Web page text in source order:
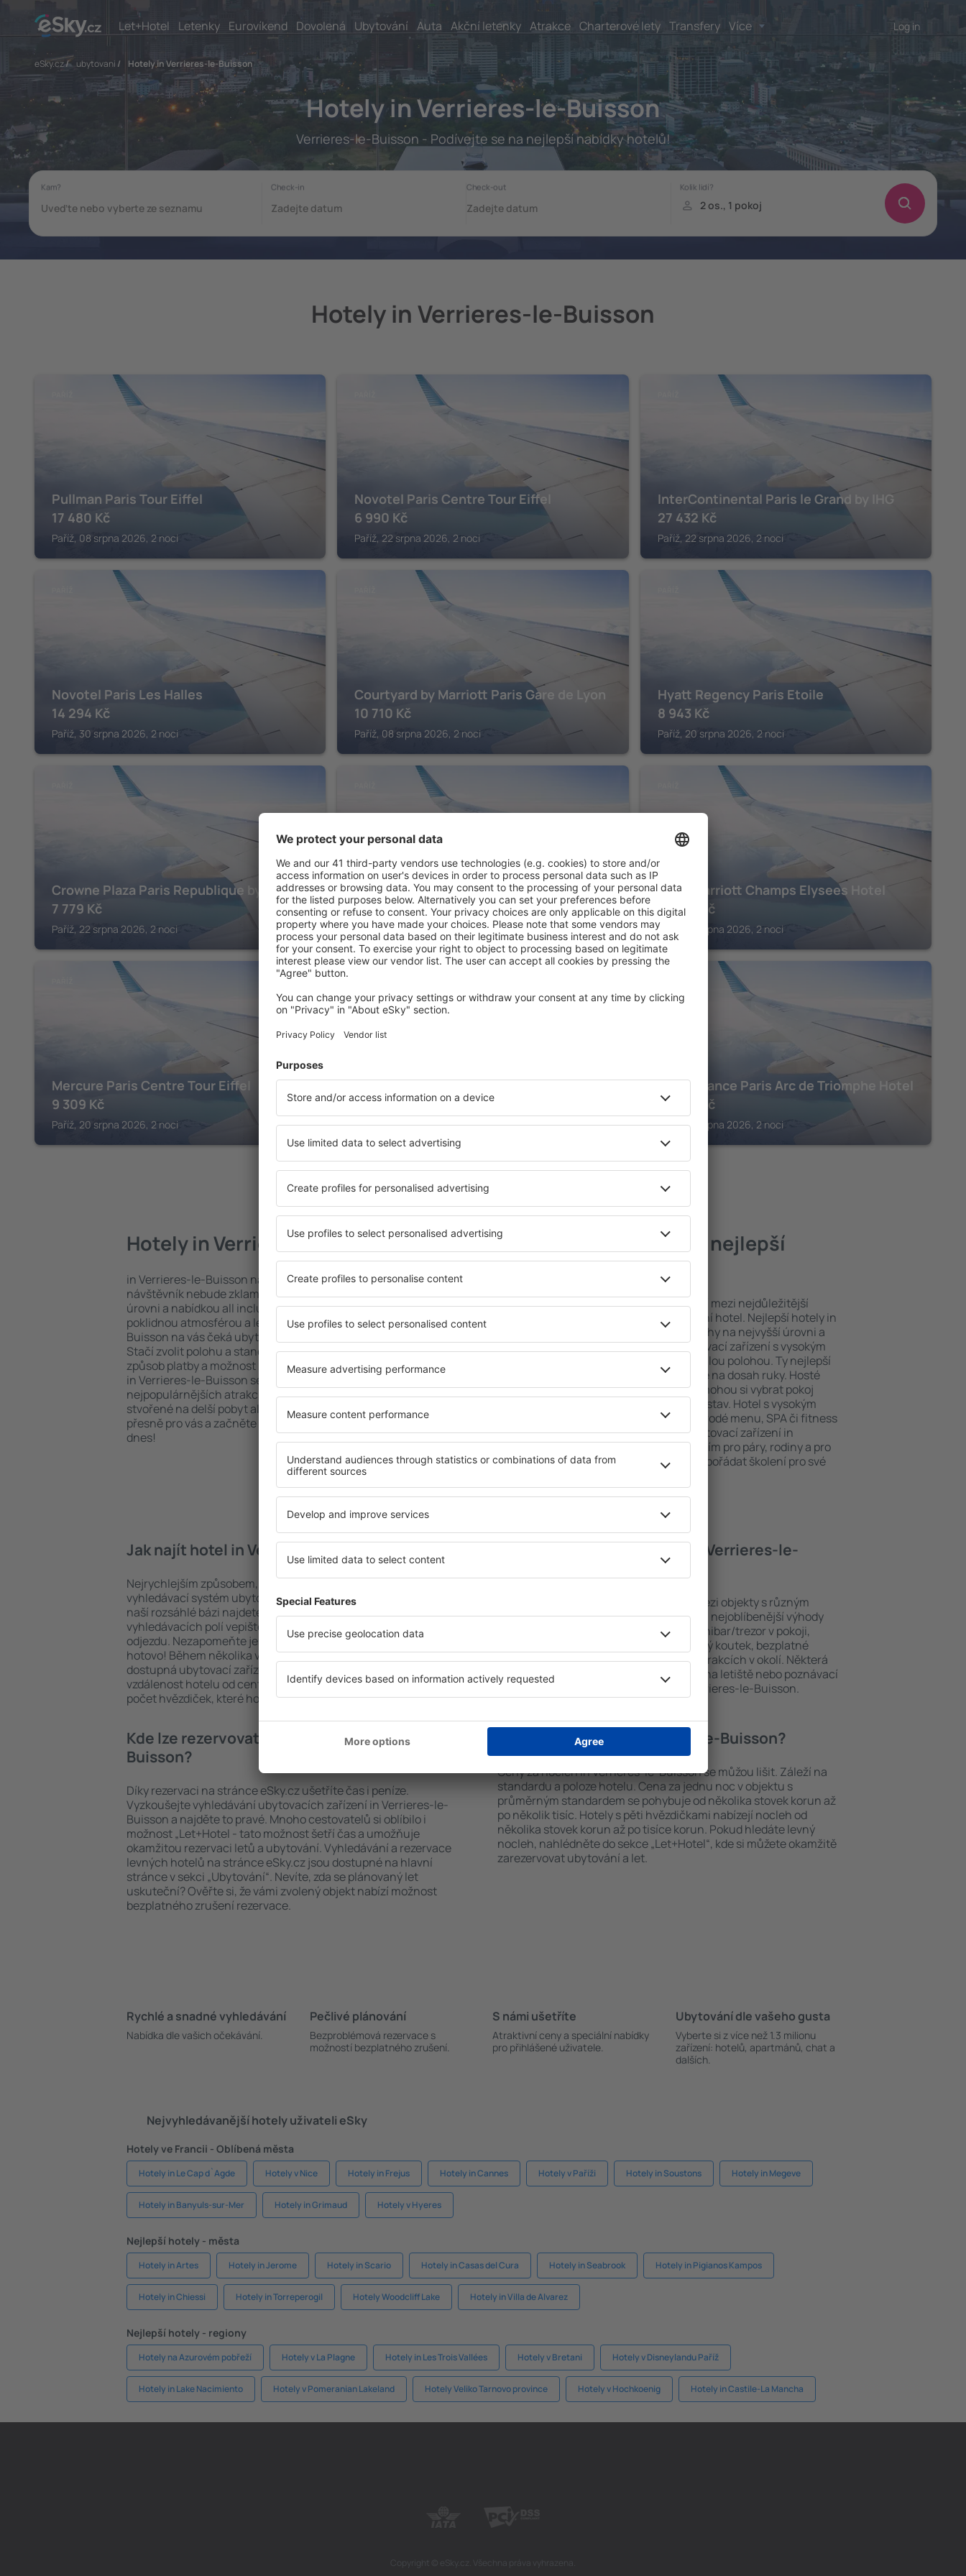
Let+Hotel Letenky Eurovíkend Dovolená Ubytování Auta Akční letenky Atrakce Charterové lety Transfery Více Log in
eSky.cz/ ubytovani / Hotely in Verrieres-le-Buisson
Hotely in Verrieres-le-Buisson
Verrieres-le-Buisson - Podívejte se na nejlepší nabídky hotelů!
Hotely in Verrieres-le-Buisson
Pullman Paris Tour Eiffel
17 480 Kč
Paříž, 08 srpna 2026, 2 noci
Novotel Paris Centre Tour Eiffel
6 990 Kč
Paříž, 22 srpna 2026, 2 noci
InterContinental Paris le Grand by IHG
27 432 Kč
Paříž, 22 srpna 2026, 2 noci
Novotel Paris Les Halles
14 294 Kč
Paříž, 30 srpna 2026, 2 noci
Courtyard by Marriott Paris Gare de Lyon
10 710 Kč
Paříž, 08 srpna 2026, 2 noci
Hyatt Regency Paris Etoile
8 943 Kč
Paříž, 20 srpna 2026, 2 noci
Crowne Plaza Paris Republique by IHG
7 779 Kč
Paříž, 22 srpna 2026, 2 noci
L’Hôtel du Collectionneur Paris
21 727Kč
Paříž, 08 srpna 2026, 2 noci
Paris Marriott Champs Elysees Hotel
28 381
Kč
Paříž, 22 srpna 2026, 2 noci
Mercure Paris Centre Tour Eiffel
9 309 Kč
Paříž, 20 srpna 2026, 2 noci
Park Hyatt Paris - Vendome
87 534 Kč
Paříž, 22 srpna 2026, 2 noci
Renaissance Paris Arc de Triomphe Hotel
16 287
Kč
Paříž, 22 srpna 2026, 2 noci
Zobrazit více hotelů in Verrieres-le-Buisson
Hotely in Verrieres-le-Buisson
in Verrieres-le-Buisson najdete celou řadu hotelů. Žádný
návštěvník nebude zklamán. Upřednostňujete hotel na vysoké
úrovni a nabídkou all inclusive nebo hledáte spíše místa s
poklidnou atmosférou a levným ubytováním? in Verrieres-le-
Buisson na vás čeká ubytování přesně podle vašich představ!
Stačí zvolit polohu a standard hotelu. Nezapomeňte zkontrolovat
způsob platby a možnost bezplatného zrušení rezervace. Hotely
in Verrieres-le-Buisson se nacházejí jak v blízkosti
nejpopulárnějších atrakcí, tak i v poklidnějších čtvrtích. Jsou jako
stvořené na delší pobyt ale i krátký výlet o víkendu. Vyberte hotel
přesně pro vás a začněte se balit na výlet nebo služební cestu už
dnes!
Verrieres-le-Buisson – nejlepší
hotely
Komplexní služby a výhodná poloha patří mezi nejdůležitější
kritéria, která musí splnit každý exklusivní hotel. Nejlepší hotely in
Verrieres-le-Buisson jsou zárukou obsluhy na nejvyšší úrovni a
celé řady dalších výhod pro hosty. Ubytovací zařízení s vysokým
standardem se mohou pochlubit dokonalou polohou. Ty nejlepší
atrakce in Verrieres-le-Buisson tak máte na dosah ruky. Hosté
mají k dispozici i bezplatné parkování a mohou si vybrat pokoj
nebo apartmán přesně podle svých představ. Hotel s vysokým
standardem znamená mimo jiné i různorodé menu, SPA či fitness
areál nebo atrakce pro děti. Nejlepší ubytovací zařízení in
Verrieres-le-Buisson jsou skvělým řešením pro páry, rodiny a pro
hosty, kteří cestují služebně nebo chtějí pořádat školení pro své
Jak najít hotel in Verrieres-le-Buisson?
Nejrychlejším způsobem, jak najít hotel in Verrieres-le-Buisson, je
vyhledávací systém ubytovacích zařízení na stránce eSky. Díky
naší rozsáhlé bázi najdete přesně to, co hledáte. Do
vyhledávacích polí vepište cíl cesty a vyberte data příjezdu a
odjezdu. Nezapomeňte ještě uvést počet hostů a pokojů. A máte
hotovo! Během několika vteřin se před vámi objeví všechna
dostupná ubytovací zařízení. Snadno si pak můžete ověřit
vzdálenost hotelu od centra, způsob platby za ubytování nebo
počet hvězdiček, které hotel obdržel od předchozích návštěvníků.
Jaké zařízení nabízí hotely in Verrieres-le-
Hotely in Verrieres-le-Buisson se řadí mezi objekty s různým
standardem a vybavením pro hosty. Mezi nejoblíbenější výhody
patří např. bezplatné wi-fi, SPA areál, minibar/trezor v pokoji,
konferenční centrum, restaurace, dětský koutek, bezplatné
parkování a také informační brožury o atrakcích v okolí. Některá
ubytovací zařízení nabízejí i transport z/na letiště nebo poznávací
výlety po historických památkách in Verrieres-le-Buisson.
Kde lze rezervovat hotel in Verrieres-le-
Buisson?
Díky rezervaci na stránce eSky.cz ušetříte čas i peníze.
Vyzkoušejte vyhledávání ubytovacích zařízení in Verrieres-le-
Buisson a najděte to pravé. Mnoho cestovatelů si oblíbilo i
možnost „Let+Hotel - tato možnost šetří čas a umožňuje
okamžitou rezervaci letů a ubytování. Vyhledávání a rezervace
levných hotelů na stránce eSky.cz jsou dostupné na hlavní
stránce v sekci „Ubytování“. Nevíte, zda se plánovaný let
uskuteční? Ověřte si, že vámi zvolený objekt nabízí možnost
bezplatného zrušení rezervace.
Kolik stojí hotel in Verrieres-le-Buisson?
Ceny za nocleh in Verrieres-le-Buisson se můžou lišit. Záleží na
standardu a poloze hotelu. Cena za jednu noc v objektu s
průměrným standardem se pohybuje od několika stovek korun až
po několik tisíc. Hotely s pěti hvězdičkami nabízejí nocleh od
několika stovek korun až po tisíce korun. Pokud hledáte levný
nocleh, nahlédněte do sekce „Let+Hotel“, kde si můžete okamžitě
zarezervovat ubytování a let.
Rychlé a snadné vyhledávání
Nabídka dle vašich očekávání.
Pečlivé plánování
Bezproblémová rezervace s
možností bezplatného zrušení.
S námi ušetříte
Atraktivní ceny a speciální nabídky
pro přihlášené uživatele.
Ubytování dle vašeho gusta
Vyberte si z více než 1.3 milionu
zařízení: hotelů, apartmánů, chat a
dalších.
Nejvyhledávanější hotely uživateli eSky
Hotely ve Francii - Oblíbená města
Hotely in Le Cap d`Agde Hotely v Nice Hotely in Frejus Hotely in Cannes Hotely v Paříži Hotely in Soustons Hotely in Megeve
Hotely in Banyuls-sur-Mer Hotely in Grimaud Hotely v Hyeres
Nejlepší hotely - města
Hotely in Artes Hotely in Jerome Hotely in Scario Hotely in Casas del Cura Hotely in Seabrook Hotely in Pigianos Kampos
Hotely in Chiessi Hotely in Torreperogil Hotely Woodcliff Lake Hotely in Villa de Alvarez
Nejlepší hotely - regiony
Hotely na Azurovém pobřeží Hotely v La Plagne Hotely in Les Trois Vallées Hotely v Bretani Hotely v Disneylandu Paříž
Hotely in Lake Nacimiento Hotely v Pomeranian Lakeland Hotely Veliko Tarnovo province Hotely v Hochkoenig Hotely in Castile-La Mancha
Copyright © eSky.cz. Všechna práva vyhrazena.